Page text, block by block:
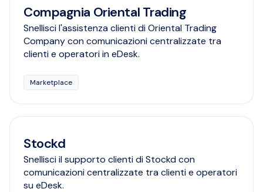
Compagnia Oriental Trading
Snellisci l'assistenza clienti di Oriental Trading
Company con comunicazioni centralizzate tra
clienti e operatori in eDesk.
Marketplace
Stockd
Snellisci il supporto clienti di Stockd con
comunicazioni centralizzate tra clienti e operatori
su eDesk.